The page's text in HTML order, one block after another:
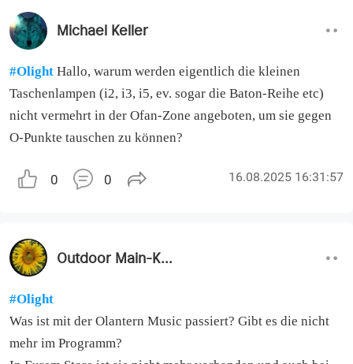
Michael Keller
#Olight
Taschenlampen (i2, i3, i5, ev. sogar die Baton-Reihe etc)
nicht vermehrt in der Ofan-Zone angeboten, um sie gegen
O-Punkte tauschen zu können?
0 0 16.08.2025 16:31:57
Outdoor Main-Kinzig
#Olight
Was ist mit der Olantern Music passiert? Gibt es die nicht
mehr im Programm?